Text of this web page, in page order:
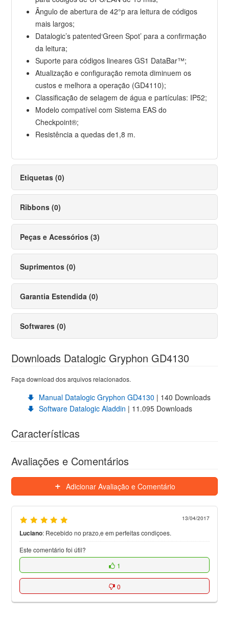
Ângulo de abertura de 42°p ara leitura de códigos
mais largos;
Datalogic’s patented‘Green Spot’ para a confirmação
da leitura;
Suporte para códigos lineares GS1 DataBar™;
Atualização e configuração remota diminuem os
custos e melhora a operação (GD4110);
Classificação de selagem de água e partículas: IP52;
Modelo compatível com Sistema EAS do
Checkpoint®;
Resistência a quedas de1,8 m.
Etiquetas (0)
Ribbons (0)
Peças e Acessórios (3)
Suprimentos (0)
Garantia Estendida (0)
Softwares (0)
Downloads Datalogic Gryphon GD4130
Faça download dos arquivos relacionados.
Manual Datalogic Gryphon GD4130 | 140 Downloads
Software Datalogic Aladdin | 11.095 Downloads
Características
Avaliações e Comentários
Adicionar Avaliação e Comentário
13/04/2017
Luciano: Recebido no prazo,e em perfeitas condiçoes.
Este comentário foi útil?
1
0